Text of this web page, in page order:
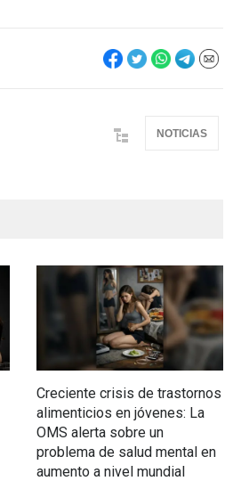
NOTICIAS
Creciente crisis de trastornos
alimenticios en jóvenes: La
OMS alerta sobre un
problema de salud mental en
aumento a nivel mundial